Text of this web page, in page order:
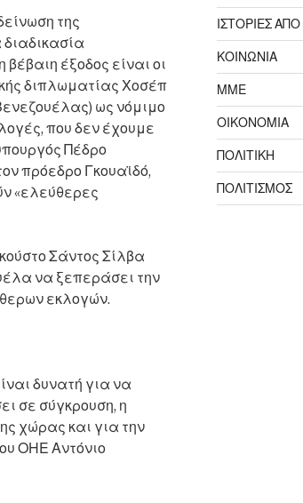
της
έξοδος είναι οι
διπλωματίας Χοσέπ
ως νόμιμο
που δεν έχουμε
Πέδρο
πρόεδρο Γκουαϊδό,
«ελεύθερες
Σάντος Σίλβα
να ξεπεράσει την
εκλογών.
δυνατή για να
σε σύγκρουση, η
χώρας και για την
ΟΗΕ Αντόνιο
ΙΣΤΟΡΙΕΣ
ΚΟΙΝΩΝΙΑ
ΜΜΕ
ΟΙΚΟΝΟΜΙΑ
ΠΟΛΙΤΙΚΗ
ΠΟΛΙΤΙΣΜΟΣ